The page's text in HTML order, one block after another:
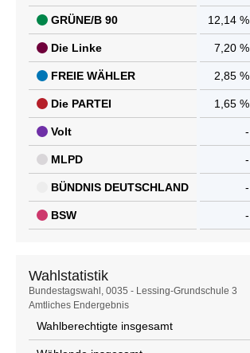
GRÜNE/B 90 12,14 %
Die Linke 7,20 %
FREIE WÄHLER 2,85 %
Die PARTEI 1,65 %
Volt -
MLPD -
BÜNDNIS DEUTSCHLAND -
BSW -
Wahlstatistik
Wahlstatistik
Bundestagswahl, 0035 - Lessing-Grundschule 3
Amtliches Endergebnis
Wahlberechtigte insgesamt